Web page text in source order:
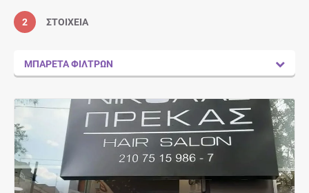
2 ΣΤΟΙΧΕΊΑ
ΜΠΑΡΈΤΑ ΦΊΛΤΡΩΝ